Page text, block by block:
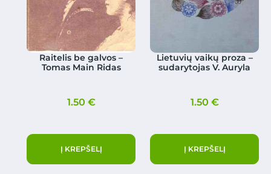
Raitelis be galvos –
Tomas Main Ridas
1.50 €
Į KREPŠELĮ
Lietuvių vaikų proza –
sudarytojas V. Auryla
1.50 €
Į KREPŠELĮ